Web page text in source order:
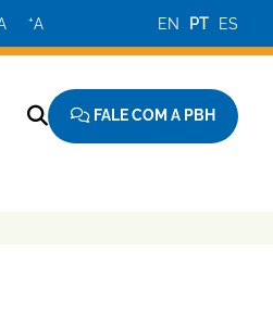
+A EN PT ES
FALE COM A PBH